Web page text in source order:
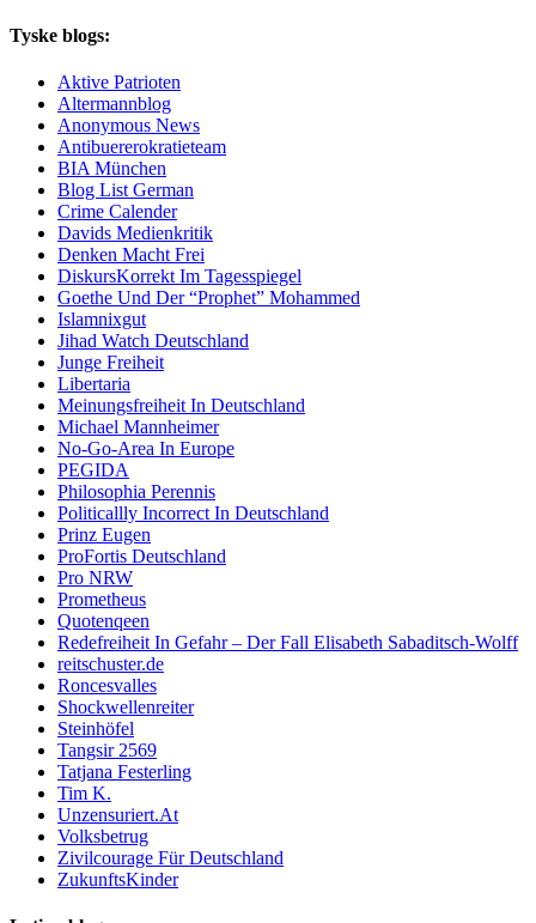
Tyske blogs:
Aktive Patrioten
Altermannblog
Anonymous News
Antibuererokratieteam
BIA München
Blog List German
Crime Calender
Davids Medienkritik
Denken Macht Frei
DiskursKorrekt Im Tagesspiegel
Goethe Und Der “Prophet” Mohammed
Islamnixgut
Jihad Watch Deutschland
Junge Freiheit
Libertaria
Meinungsfreiheit In Deutschland
Michael Mannheimer
No-Go-Area In Europe
PEGIDA
Philosophia Perennis
Politicallly Incorrect In Deutschland
Prinz Eugen
ProFortis Deutschland
Pro NRW
Prometheus
Quotenqeen
Redefreiheit In Gefahr – Der Fall Elisabeth Sabaditsch-Wolff
reitschuster.de
Roncesvalles
Shockwellenreiter
Steinhöfel
Tangsir 2569
Tatjana Festerling
Tim K.
Unzensuriert.At
Volksbetrug
Zivilcourage Für Deutschland
ZukunftsKinder